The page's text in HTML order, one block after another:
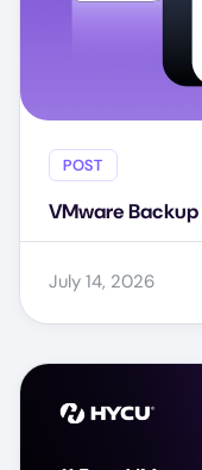
POST
VMware
July 14, 2026